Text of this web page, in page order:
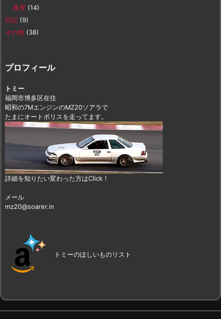
夜景 (14)
日記 (9)
その他 (38)
プロフィール
トミー
福岡市博多区在住
昭和の7MエンジンのMZ20ソアラで
たまにオートポリスを走ってます。
詳細を知りたい変わった方はClick！
メール
mz20@soarer.in
トミーのほしいものリスト